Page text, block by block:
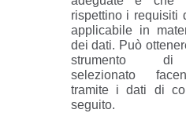
rispettino i requisiti
applicabile in
dei dati. Può
strumento di
selezionato
tramite i dati di
seguito.